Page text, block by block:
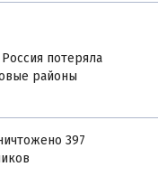
потеряла
районы
397